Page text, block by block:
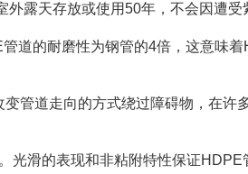
露天存放或使用50年，不会因遭受
道的耐磨性为钢管的4倍，这意味
管道走向的方式绕过障碍物，在许
光滑的表现和非粘附特性保证